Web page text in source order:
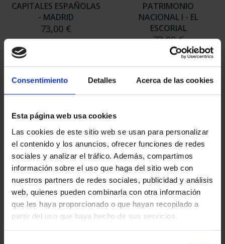
Consentimiento Detalles Acerca de las cookies
Esta página web usa cookies
Las cookies de este sitio web se usan para personalizar
el contenido y los anuncios, ofrecer funciones de redes
sociales y analizar el tráfico. Además, compartimos
información sobre el uso que haga del sitio web con
nuestros partners de redes sociales, publicidad y análisis
web, quienes pueden combinarla con otra información
que les haya proporcionado o que hayan recopilado a
partir del uso que haya hecho de sus servicios.
CAPITALES ESPAÑOLAS
- MADRID
73,00 €
PATRIMONIO
NACIONAL I - EL
ESCORIAL
73,00 €
PATRIMONIO
NACIONAL II - PALACIO
REAL DE...
73,00 €
CIUDADES PATRIMONIO
- ALCALÁ DE HENARES
73,00 €